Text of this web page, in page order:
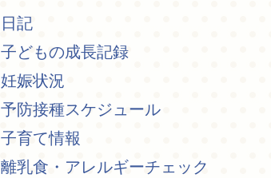
日記
子どもの成長記録
妊娠状況
予防接種スケジュール
子育て情報
離乳食・アレルギーチェック